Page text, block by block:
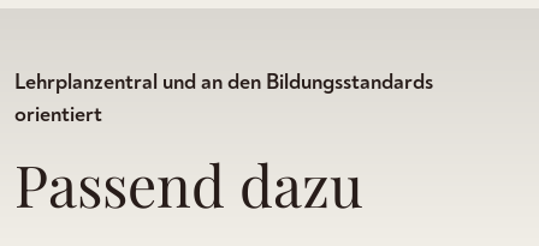
Lehrplanzentral und an den Bildungsstandards
orientiert
Passend dazu